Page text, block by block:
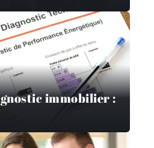
immobilier :